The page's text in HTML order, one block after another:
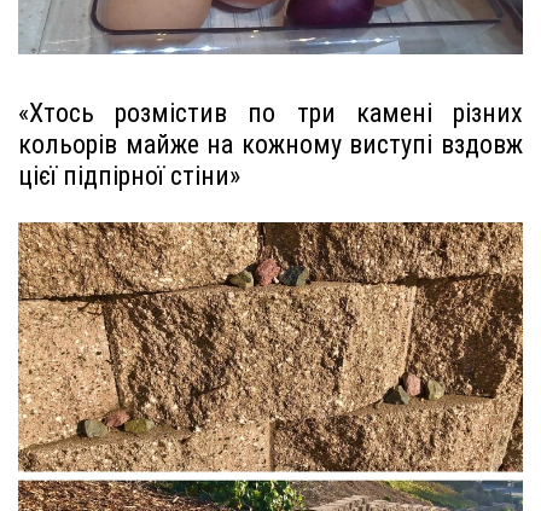
«Хтось розмістив по три камені різних
кольорів майже на кожному виступі вздовж
цієї підпірної стіни»